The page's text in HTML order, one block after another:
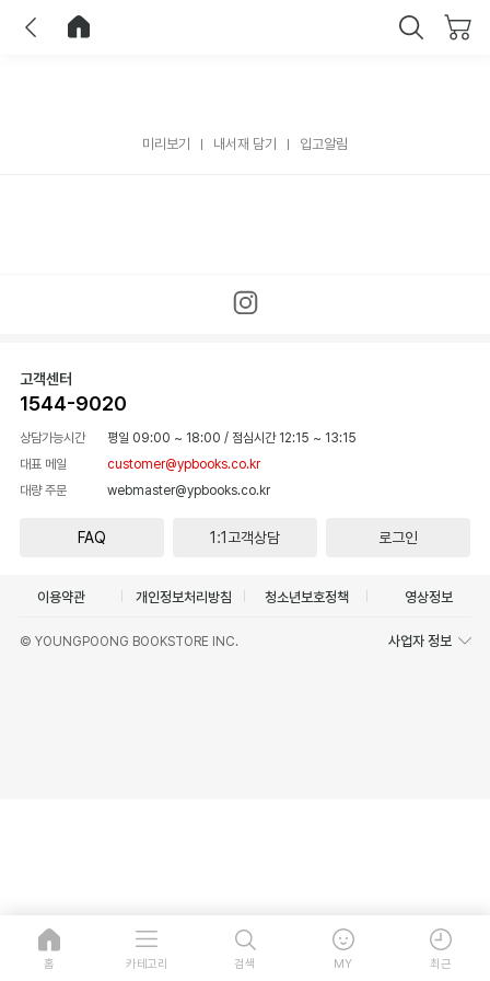
미리보기 내서재 담기 입고알림
고객센터
1544-9020
상담가능시간 평일 09:00 ~ 18:00 / 점심시간 12:15 ~ 13:15
대표 메일
customer@ypbooks.co.kr
대량 주문
webmaster@ypbooks.co.kr
FAQ 1:1고객상담 로그인
이용약관 개인정보처리방침 청소년보호정책 영상정보
© YOUNGPOONG BOOKSTORE INC. 사업자 정보
홈 카테고리 검색 MY 최근